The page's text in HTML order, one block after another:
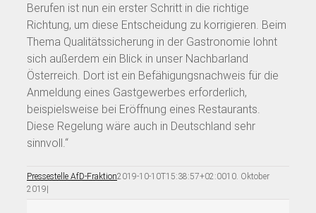
Berufen ist nun ein erster Schritt in die richtige
Richtung, um diese Entscheidung zu korrigieren. Beim
Thema Qualitätssicherung in der Gastronomie lohnt
sich außerdem ein Blick in unser Nachbarland
Österreich. Dort ist ein Befähigungsnachweis für die
Anmeldung eines Gastgewerbes erforderlich,
beispielsweise bei Eröffnung eines Restaurants.
Diese Regelung wäre auch in Deutschland sehr
sinnvoll.“
Pressestelle AfD-Fraktion2019-10-10T15:38:57+02:0010. Oktober
2019|